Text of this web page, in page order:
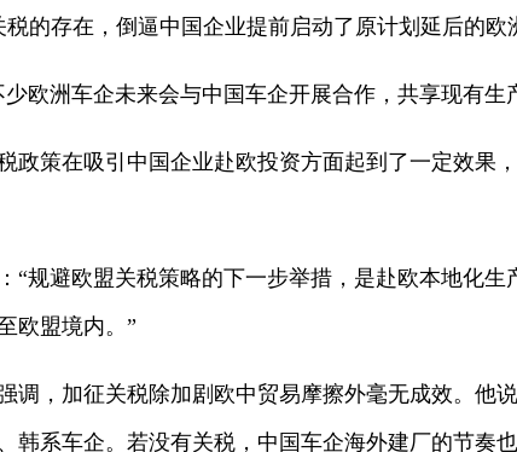
的存在，倒逼中国企业提前启动了原计划延后的欧
少欧洲车企未来会与中国车企开展合作，共享现有生
政策在吸引中国企业赴欧投资方面起到了一定效果
“规避欧盟关税策略的下一步举措，是赴欧本地化
欧盟境内。”
调，加征关税除加剧欧中贸易摩擦外毫无成效。他
韩系车企。若没有关税，中国车企海外建厂的节奏